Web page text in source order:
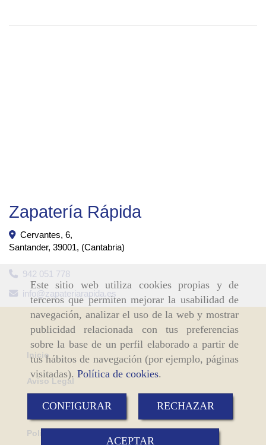
Este sitio web utiliza cookies propias y de
terceros que permiten mejorar la usabilidad de
navegación, analizar el uso de la web y mostrar
publicidad relacionada con tus preferencias
sobre la base de un perfil elaborado a partir de
tus hábitos de navegación (por ejemplo, páginas
visitadas). Política de cookies.
CONFIGURAR RECHAZAR
ACEPTAR
Zapatería Rápida
Cervantes, 6,
Santander, 39001, (Cantabria)
942 051 778
info
zapateriarapida.es
Inicio
Aviso Legal
Política de cookies
Política de Privacidad